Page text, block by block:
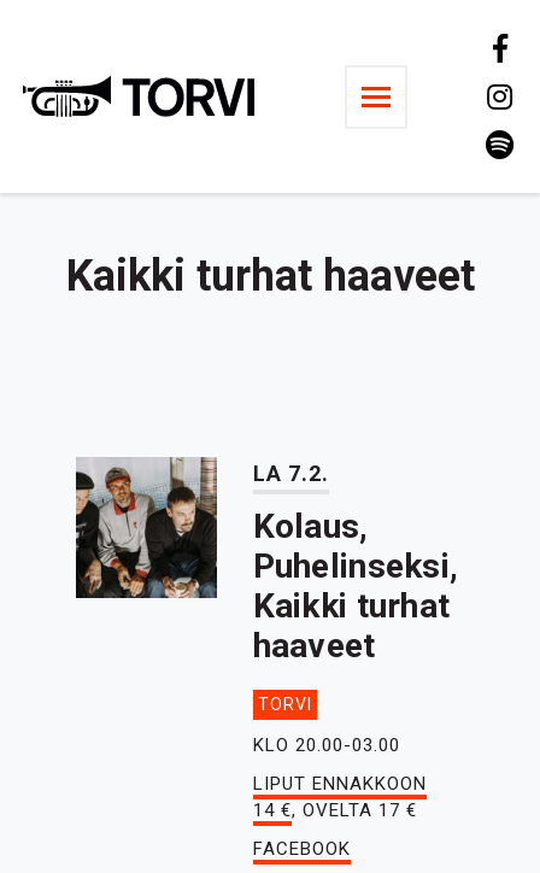
Ravintola Torvi
Kaikki turhat haaveet
LA 7.2.
Kolaus,
Puhelinseksi,
Kaikki turhat
haaveet
TORVI
KLO 20.00-03.00
LIPUT ENNAKKOON
14 €, OVELTA 17 €
FACEBOOK